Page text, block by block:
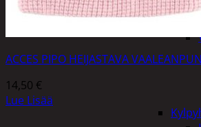
ACCES PIPO HEIJASTAVA
14,50 €
Lue Lisää